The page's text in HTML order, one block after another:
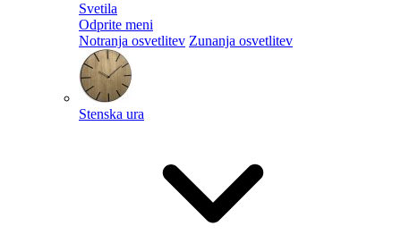
Svetila
Odprite meni
Notranja osvetlitev Zunanja osvetlitev
Stenska ura